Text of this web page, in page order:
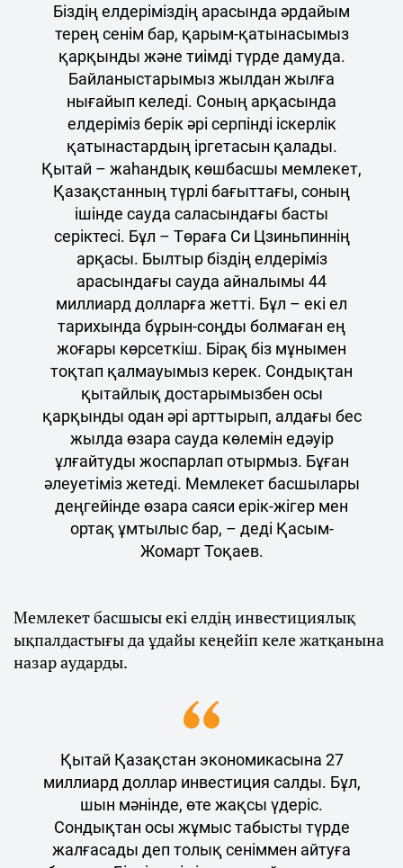
Біздің елдеріміздің арасында әрдайым
терең сенім бар, қарым-қатынасымыз
қарқынды және тиімді түрде дамуда.
Байланыстарымыз жылдан жылға
нығайып келеді. Соның арқасында
елдеріміз берік әрі серпінді іскерлік
қатынастардың іргетасын қалады.
Қытай – жаһандық көшбасшы мемлекет,
Қазақстанның түрлі бағыттағы, соның
ішінде сауда саласындағы басты
серіктесі. Бұл – Төраға Си Цзиньпиннің
арқасы. Былтыр біздің елдеріміз
арасындағы сауда айналымы 44
миллиард долларға жетті. Бұл – екі ел
тарихында бұрын-соңды болмаған ең
жоғары көрсеткіш. Бірақ біз мұнымен
тоқтап қалмауымыз керек. Сондықтан
қытайлық достарымызбен осы
қарқынды одан әрі арттырып, алдағы бес
жылда өзара сауда көлемін едәуір
ұлғайтуды жоспарлап отырмыз. Бұған
әлеуетіміз жетеді. Мемлекет басшылары
деңгейінде өзара саяси ерік-жігер мен
ортақ ұмтылыс бар, – деді Қасым-
Жомарт Тоқаев.
Мемлекет басшысы екі елдің инвестициялық
ықпалдастығы да ұдайы кеңейіп келе жатқанына
назар аударды.
Қытай Қазақстан экономикасына 27
миллиард доллар инвестиция салды. Бұл,
шын мәнінде, өте жақсы үдеріс.
Сондықтан осы жұмыс табысты түрде
жалғасады деп толық сеніммен айтуға